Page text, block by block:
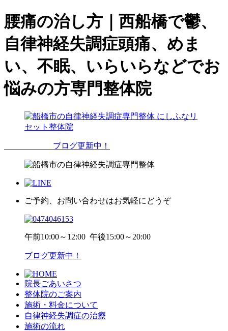
腰痛の治し方｜西船橋で鬱、
自律神経失調症頭痛、めま
い、不眠、いらいらなどでお
悩みの方専門整体院
ブログ更新中！
ご予約、お問い合わせはお気軽にどうぞ
午前10:00～12:00 午後15:00～20:00
ブログ更新中！
院長ごあいさつ
整体院のご案内
施術・料金について
自律神経失調症の治療
施術の流れ